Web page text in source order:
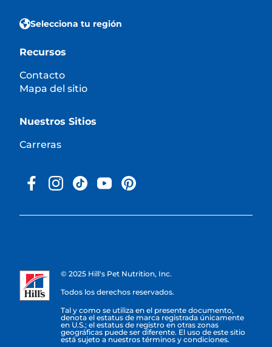
Selecciona tu región
Recursos
Contacto
Mapa del sitio
Nuestros Sitios
Carreras
© 2025 Hill's Pet Nutrition, Inc.
Todos los derechos reservados.
Tal y como se utiliza en el presente documento,
denota el estatus de marca registrada únicamente
en U.S.; el estatus de registro en otras zonas
geográficas puede ser diferente. El uso de este sitio
está sujeto a nuestros términos y condiciones.